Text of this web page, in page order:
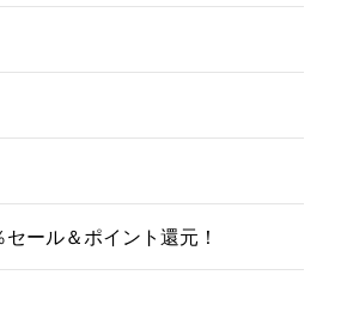
ール＆ポイント還元！